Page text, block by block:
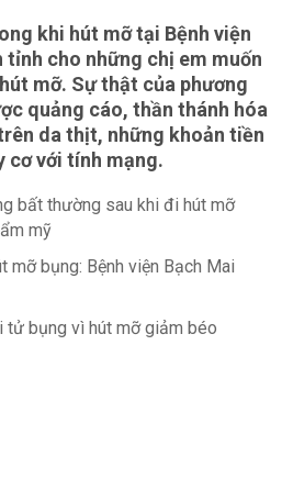
khi hút mỡ tại Bệnh viện
cho những chị em muốn
mỡ. Sự thật của phương
quảng cáo, thần thánh hóa
da thịt, những khoản tiền
cơ với tính mạng.
bất thường sau khi đi hút mỡ
mỹ
mỡ bụng: Bệnh viện Bạch Mai
tử bụng vì hút mỡ giảm béo